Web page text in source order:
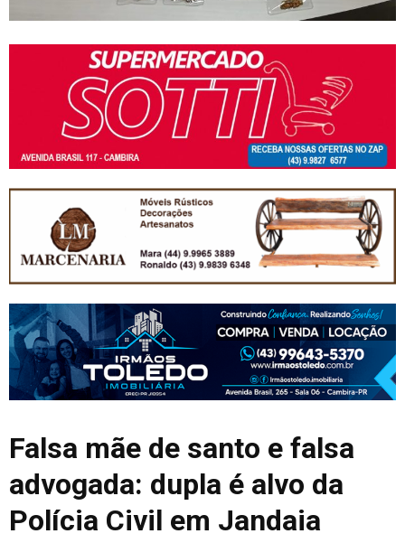
Falsa mãe de santo e falsa
advogada: dupla é alvo da
Polícia Civil em Jandaia